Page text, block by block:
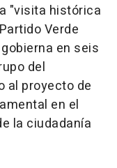
"visita histórica
Verde
en seis
del
al proyecto de
en el
la ciudadanía